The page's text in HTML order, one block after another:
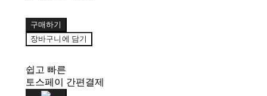
구매하기
장바구니에 담기
쉽고 빠른
토스페이 간편결제